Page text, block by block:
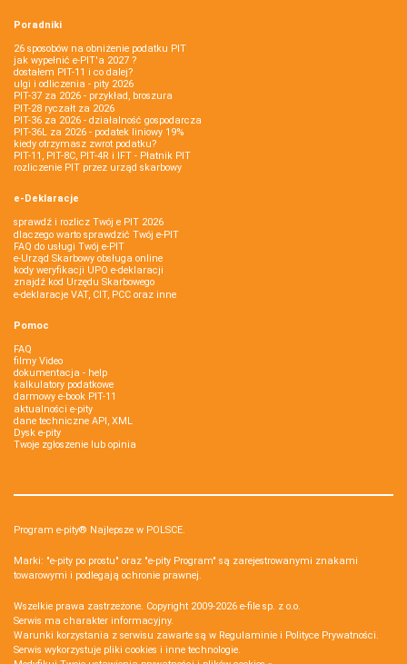
Poradniki
26 sposobów na obniżenie podatku PIT
jak wypełnić e-PIT'a 2027 ?
dostałem PIT-11 i co dalej?
ulgi i odliczenia - pity 2026
PIT-37 za 2026 - przykład, broszura
PIT-28 ryczałt za 2026
PIT-36 za 2026 - działalność gospodarcza
PIT-36L za 2026 - podatek liniowy 19%
kiedy otrzymasz zwrot podatku?
PIT-11, PIT-8C, PIT-4R i IFT - Płatnik PIT
rozliczenie PIT przez urząd skarbowy
e-Deklaracje
sprawdź i rozlicz Twój e PIT 2026
dlaczego warto sprawdzić Twój e-PIT
FAQ do usługi Twój e-PIT
e-Urząd Skarbowy obsługa online
kody weryfikacji UPO e-deklaracji
znajdź kod Urzędu Skarbowego
e-deklaracje VAT, CIT, PCC oraz inne
Pomoc
FAQ
filmy Video
dokumentacja - help
kalkulatory podatkowe
darmowy e-book PIT-11
aktualności e-pity
dane techniczne API, XML
Dysk e-pity
Twoje zgłoszenie lub opinia
Program e-pity® Najlepsze w POLSCE.
Marki: "e-pity po prostu" oraz "e-pity Program" są zarejestrowanymi znakami
towarowymi i podlegają ochronie prawnej.
Wszelkie prawa zastrzeżone. Copyright 2009-2026 e-file sp. z o.o.
Serwis ma charakter informacyjny.
Warunki korzystania z serwisu zawarte są w Regulaminie i Polityce Prywatności.
Serwis wykorzystuje pliki cookies i inne technologie.